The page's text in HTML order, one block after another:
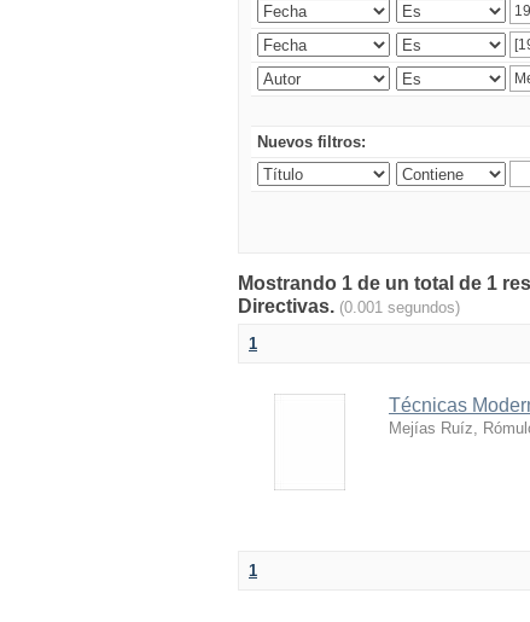
Nuevos filtros:
Mostrando 1 de un total de 1
Directivas. (0.001 segundos)
1
Técnicas
Mejías Ruíz,
1